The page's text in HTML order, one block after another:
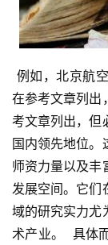
在参考文章列出
考文章列出，但
国内领先地位。
师资力量以及丰
发展空间。它们
域的研究实力尤
术产业。  具体